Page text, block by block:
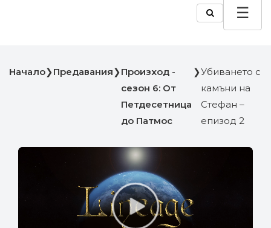
Начало❯Предавания❯Произход -
сезон 6: От
Петдесетница
до Патмос
❯Убиването с
камъни на
Стефан –
епизод 2
Play